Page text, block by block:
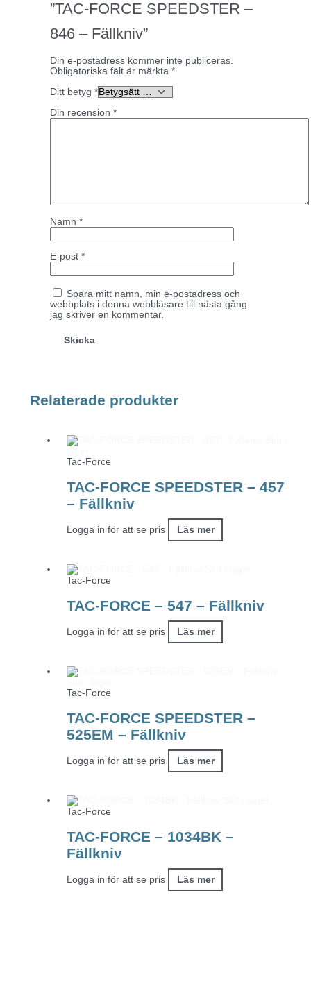
”TAC-FORCE SPEEDSTER –
846 – Fällkniv”
Din e-postadress kommer inte publiceras.
Obligatoriska fält är märkta *
Ditt betyg *
Din recension *
Namn *
E-post *
Spara mitt namn, min e-postadress och
webbplats i denna webbläsare till nästa gång
jag skriver en kommentar.
Relaterade produkter
Tac-Force
TAC-FORCE SPEEDSTER – 457
– Fällkniv
Logga in för att se pris Läs mer
Tac-Force
TAC-FORCE – 547 – Fällkniv
Logga in för att se pris Läs mer
Tac-Force
TAC-FORCE SPEEDSTER –
525EM – Fällkniv
Logga in för att se pris Läs mer
Tac-Force
TAC-FORCE – 1034BK –
Fällkniv
Logga in för att se pris Läs mer